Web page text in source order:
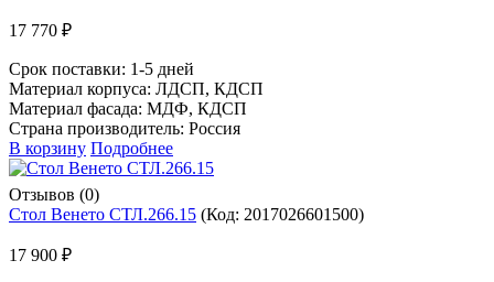
17 770 ₽
Срок поставки: 1-5 дней
Материал корпуса: ЛДСП, КДСП
Материал фасада: МДФ, КДСП
Страна производитель: Россия
В корзину Подробнее
Отзывов (0)
Стол Венето СТЛ.266.15 (Код: 2017026601500)
17 900 ₽